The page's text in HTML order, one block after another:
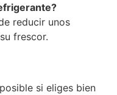
reducir unos
frescor.
si eliges bien